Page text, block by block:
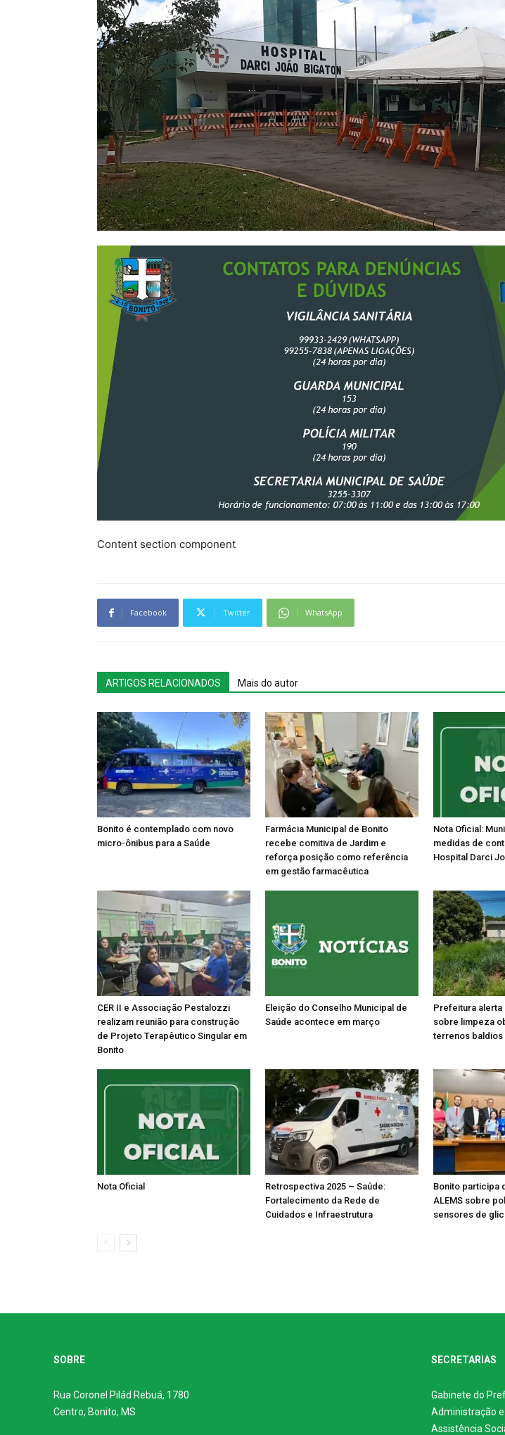
Content section component
Facebook Twitter WhatsApp
ARTIGOS RELACIONADOS Mais do autor
Bonito é contemplado com novo
micro-ônibus para a Saúde
Farmácia Municipal de Bonito
recebe comitiva de Jardim e
reforça posição como referência
em gestão farmacêutica
Nota Oficial:
medidas de
Hospital Darci
CER II e Associação Pestalozzi
realizam reunião para construção
de Projeto Terapêutico Singular em
Bonito
Eleição do Conselho Municipal de
Saúde acontece em março
Prefeitura
sobre limpeza
terrenos baldios
Nota Oficial
Retrospectiva 2025 – Saúde:
Fortalecimento da Rede de
Cuidados e Infraestrutura
Bonito participa
ALEMS sobre
sensores de
SOBRE
Rua Coronel Pilád Rebuá, 1780
Centro, Bonito, MS
SECRETARIAS
Gabinete do
Administração e
Assistência